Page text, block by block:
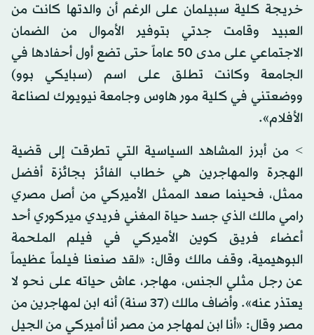
خريجة كلية سبيلمان على الرغم أن والدتها كانت من
العبيد وقامت جدتي بتوفير الأموال من الضمان
الاجتماعي على مدى 50 عاماً حتى تضع أول أحفادها في
الجامعة وكانت تطلق على اسم (سبايكي بوو)
ووضعتني في كلية مور هاوس وجامعة نيويورك لصناعة
الأفلام».
> من أبرز المشاهد السياسية التي تطرقت إلى قضية
الهجرة والمهاجرين هي خطاب الفائز بجائزة أفضل
ممثل، فحينما صعد الممثل الأميركي من أصل مصري
رامي مالك الذي جسد حياة المغني فريدي ميركوري أحد
أعضاء فريق كوين الأميركي في فيلم الملحمة
البوهيمية، وقف مالك وقال: «لقد صنعنا فيلماً عظيماً
عن رجل مثلي الجنس، مهاجر، عاش حياته على نحو لا
يعتذر عنه». وأضاف مالك (37 سنة) أنه ابن لمهاجرين من
مصر وقال: «أنا ابن لمهاجر من مصر أنا أميركي من الجيل